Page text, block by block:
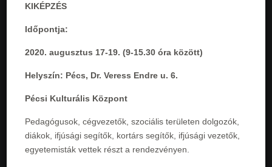
KIKÉPZÉS
Időpontja:
2020. augusztus 17-19. (9-15.30 óra között)
Helyszín: Pécs, Dr. Veress Endre u. 6.
Pécsi Kulturális Központ
Pedagógusok, cégvezetők, szociális területen dolgozók,
diákok, ifjúsági segítők, kortárs segítők, ifjúsági vezetők,
egyetemisták vettek részt a rendezvényen.